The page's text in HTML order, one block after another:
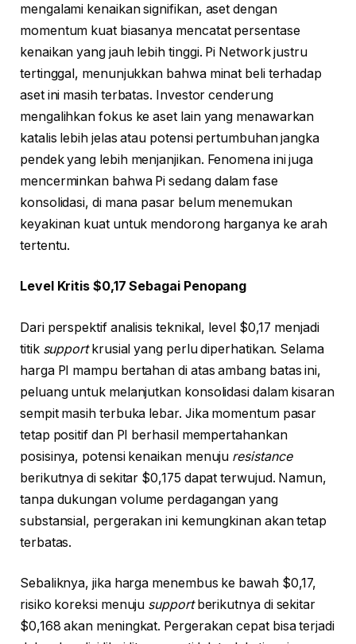
mengalami kenaikan signifikan, aset dengan
momentum kuat biasanya mencatat persentase
kenaikan yang jauh lebih tinggi. Pi Network justru
tertinggal, menunjukkan bahwa minat beli terhadap
aset ini masih terbatas. Investor cenderung
mengalihkan fokus ke aset lain yang menawarkan
katalis lebih jelas atau potensi pertumbuhan jangka
pendek yang lebih menjanjikan. Fenomena ini juga
mencerminkan bahwa Pi sedang dalam fase
konsolidasi, di mana pasar belum menemukan
keyakinan kuat untuk mendorong harganya ke arah
tertentu.
Level Kritis $0,17 Sebagai Penopang
Dari perspektif analisis teknikal, level $0,17 menjadi
titik supportkrusial yang perlu diperhatikan. Selama
harga PI mampu bertahan di atas ambang batas ini,
peluang untuk melanjutkan konsolidasi dalam kisaran
sempit masih terbuka lebar. Jika momentum pasar
tetap positif dan PI berhasil mempertahankan
posisinya, potensi kenaikan menuju resistance
berikutnya di sekitar $0,175 dapat terwujud. Namun,
tanpa dukungan volume perdagangan yang
substansial, pergerakan ini kemungkinan akan tetap
terbatas.
Sebaliknya, jika harga menembus ke bawah $0,17,
risiko koreksi menuju supportberikutnya di sekitar
$0,168 akan meningkat. Pergerakan cepat bisa terjadi